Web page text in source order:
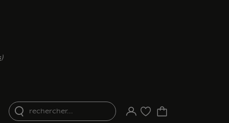
)
rechercher...
Votre compte
Liste d'achat